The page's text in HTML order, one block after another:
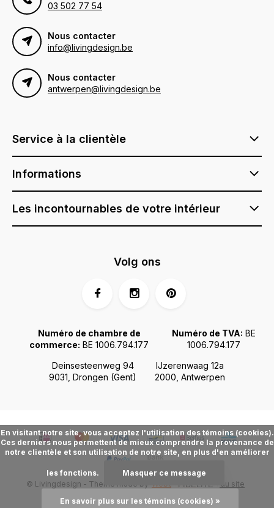
03 502 77 54
Nous contacter
info@livingdesign.be
Nous contacter
antwerpen@livingdesign.be
Service à la clientèle
Informations
Les incontournables de votre intérieur
Deinsesteenweg 94
9031, Drongen (Gent)
IJzerenwaag 12a
2000, Antwerpen
Numéro de chambre de
commerce: BE 1006.794.177
Numéro de TVA: BE
1006.794.177
Volg ons
© Livingdesign - Theme made by Webdinge.nl Plan du site
En visitant notre site, vous acceptez l'utilisation des témoins (cookies).
Ces derniers nous permettent de mieux comprendre la provenance de
notre clientèle et son utilisation de notre site, en plus d'en améliorer
les fonctions. Masquer ce message
En savoir plus sur les témoins (cookies) »
FIDÉLITÉ